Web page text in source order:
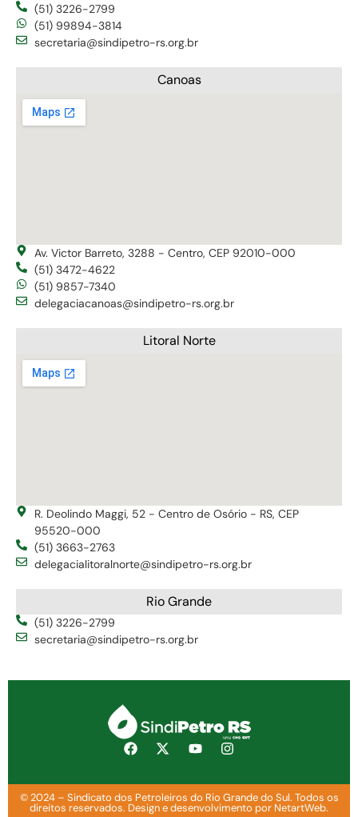
(51) 3226-2799
(51) 99894-3814
secretaria@sindipetro-rs.org.br
Canoas
Av. Victor Barreto, 3288 - Centro, CEP 92010-000
(51) 3472-4622
(51) 9857-7340
delegaciacanoas@sindipetro-rs.org.br
Litoral Norte
R. Deolindo Maggi, 52 - Centro de Osório - RS, CEP
95520-000
(51) 3663-2763
delegacialitoralnorte@sindipetro-rs.org.br
Rio Grande
(51) 3226-2799
secretaria@sindipetro-rs.org.br
© 2024 – Sindicato dos Petroleiros do Rio Grande do Sul. Todos os
direitos reservados. Design e desenvolvimento por NetartWeb.